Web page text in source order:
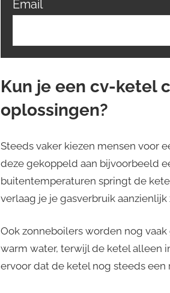
Email
Kun je een cv-ketel
oplossingen?
Steeds vaker kiezen mensen voor
deze gekoppeld aan bijvoorbeeld
buitentemperaturen springt de
verlaag je je gasverbruik
Ook zonneboilers worden nog
warm water, terwijl de ketel alleen
ervoor dat de ketel nog steeds een